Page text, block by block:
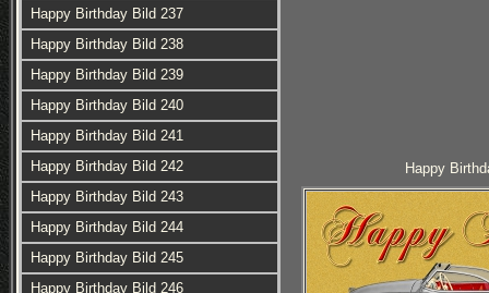
Happy Birthday Bild 237
Happy Birthday Bild 238
Happy Birthday Bild 239
Happy Birthday Bild 240
Happy Birthday Bild 241
Happy Birthday Bild 242
Happy Birthday Bild 243
Happy Birthday Bild 244
Happy Birthday Bild 245
Happy Birthday Bild 246
Happy